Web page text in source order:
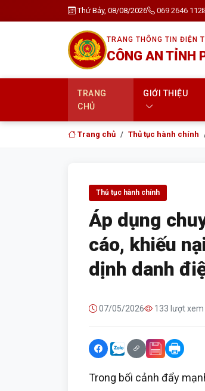
Thứ Bảy, 08/08/2026 069 2646 112
TRANG THÔNG TIN ĐIỆN
CÔNG AN TỈNH
TRANG
CHỦ
GIỚI THIỆU
Trang chủ Thủ tục hành chính
Thủ tục hành chính
Áp dụng
cáo, khiếu
dịnh danh
07/05/2026 133 lượt xem
Trong bối cảnh đẩy